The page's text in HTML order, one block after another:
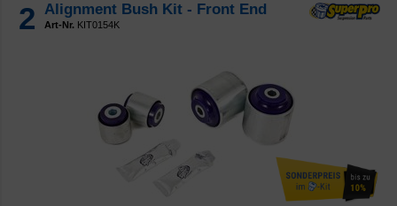
2 Alignment Bush Kit - Front End
Art-Nr. KIT0154K